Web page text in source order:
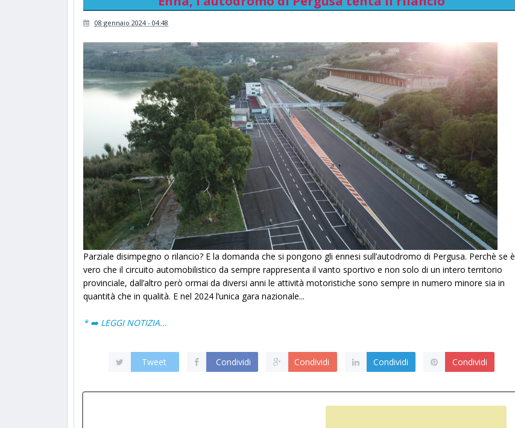
08 gennaio 2024 - 04:48
Parziale disimpegno o rilancio? E la domanda che si pongono gli ennesi sull’autodromo di Pergusa. Perchè se è
vero che il circuito automobilistico da sempre rappresenta il vanto sportivo e non solo di un intero territorio
provinciale, dall’altro però ormai da diversi anni le attività motoristiche sono sempre in numero minore sia in
quantità che in qualità. E nel 2024 l’unica gara nazionale...
* ➡️ LEGGI NOTIZIA...
Tweet Condividi Condividi Condividi Condividi